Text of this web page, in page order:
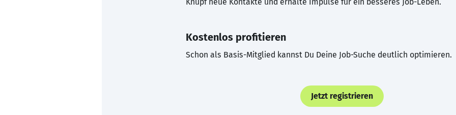
Kostenlos profitieren
Schon als Basis-Mitglied kannst Du Deine Job-Suche deutlich optimieren.
Jetzt registrieren